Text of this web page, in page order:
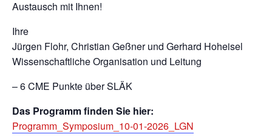
Austausch mit Ihnen!
Ihre
Jürgen Flohr, Christian Geßner und Gerhard Hoheisel
Wissenschaftliche Organisation und Leitung
– 6 CME Punkte über SLÄK
Das Programm finden Sie hier:
Programm_Symposium_10-01-2026_LGN